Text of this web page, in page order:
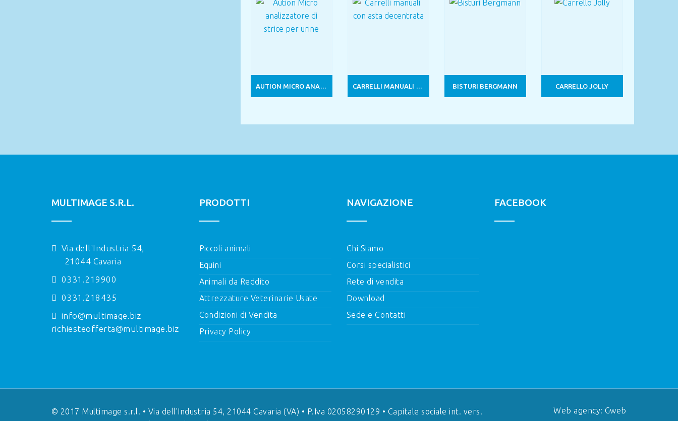
BISTURI BERGMANN CARRELLO JOLLY
MULTIMAGE S.R.L.
Via dell'Industria 54,
21044 Cavaria
0331.219900
0331.218435
info@multimage.biz
richiesteofferta@multimage.biz
PRODOTTI
Piccoli animali
Equini
Animali da Reddito
Attrezzature Veterinarie Usate
Condizioni di Vendita
Privacy Policy
NAVIGAZIONE
Chi Siamo
Corsi specialistici
Rete di vendita
Download
Sede e Contatti
FACEBOOK
© 2017 Multimage s.r.l. • Via dell'Industria 54, 21044 Cavaria (VA) • P.Iva 02058290129 • Capitale sociale int. vers.
Web agency: Gweb